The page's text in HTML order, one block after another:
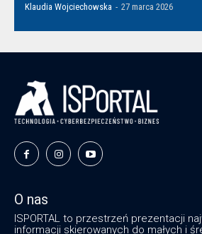
Klaudia Wojciechowska - 27 marca 2026
O nas
ISPORTAL to przestrzeń prezentacji
informacji skierowanych do małych i